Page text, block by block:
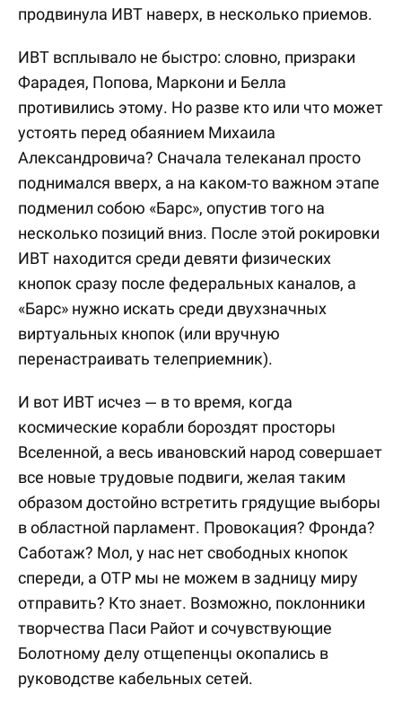
продвинула ИВТ наверх, в несколько приемов.
ИВТ всплывало не быстро: словно, призраки
Фарадея, Попова, Маркони и Белла
противились этому. Но разве кто или что может
устоять перед обаянием Михаила
Александровича? Сначала телеканал просто
поднимался вверх, а на каком-то важном этапе
подменил собою «Барс», опустив того на
несколько позиций вниз. После этой рокировки
ИВТ находится среди девяти физических
кнопок сразу после федеральных каналов, а
«Барс» нужно искать среди двухзначных
виртуальных кнопок (или вручную
перенастраивать телеприемник).
И вот ИВТ исчез — в то время, когда
космические корабли бороздят просторы
Вселенной, а весь ивановский народ совершает
все новые трудовые подвиги, желая таким
образом достойно встретить грядущие выборы
в областной парламент. Провокация? Фронда?
Саботаж? Мол, у нас нет свободных кнопок
спереди, а ОТР мы не можем в задницу миру
отправить? Кто знает. Возможно, поклонники
творчества Паси Райот и сочувствующие
Болотному делу отщепенцы окопались в
руководстве кабельных сетей.